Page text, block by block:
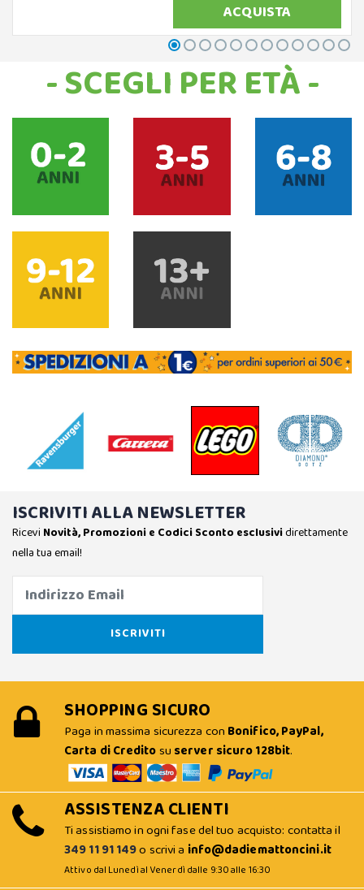
ACQUISTA
- SCEGLI PER ETÀ -
ISCRIVITI ALLA NEWSLETTER
Ricevi Novità, Promozioni e Codici Sconto esclusividirettamente
nella tua email!
SHOPPING SICURO
Paga in massima sicurezza con Bonifico, PayPal,
Carta di Creditosu server sicuro 128bit.
ASSISTENZA CLIENTI
Ti assistiamo in ogni fase del tuo acquisto: contatta il
349 11 91 149o scrivi a info@dadiemattoncini.it
Attivo dal Lunedì al Venerdì dalle 9:30 alle 16:30